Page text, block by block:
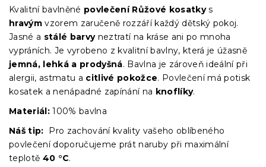
Kvalitní bavlněné povlečení Růžové kosatkys
hravýmvzorem zaručeně rozzáří každý dětský pokoj.
Jasné a stálé barvyneztratí na kráse ani po mnoha
vypráních. Je vyrobeno z kvalitní bavlny, která je úžasně
jemná, lehká a prodyšná. Bavlna je zároveň ideální při
alergii, astmatu a citlivé pokožce. Povlečení má potisk
kosatek a nenápadné zapínání na knoflíky.
Materiál: 100% bavlna
Náš tip: Pro zachování kvality vašeho oblíbeného
povlečení doporučujeme prát naruby při maximální
teplotě 40 °C.